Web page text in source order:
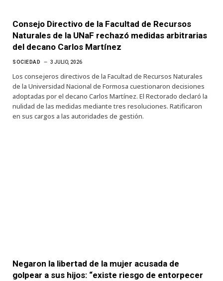
Consejo Directivo de la Facultad de Recursos
Naturales de la UNaF rechazó medidas arbitrarias
del decano Carlos Martínez
SOCIEDAD 3 JULIO, 2026
Los consejeros directivos de la Facultad de Recursos Naturales
de la Universidad Nacional de Formosa cuestionaron decisiones
adoptadas por el decano Carlos Martínez. El Rectorado declaró la
nulidad de las medidas mediante tres resoluciones. Ratificaron
en sus cargos a las autoridades de gestión.
Negaron la libertad de la mujer acusada de
golpear a sus hijos: “existe riesgo de entorpecer